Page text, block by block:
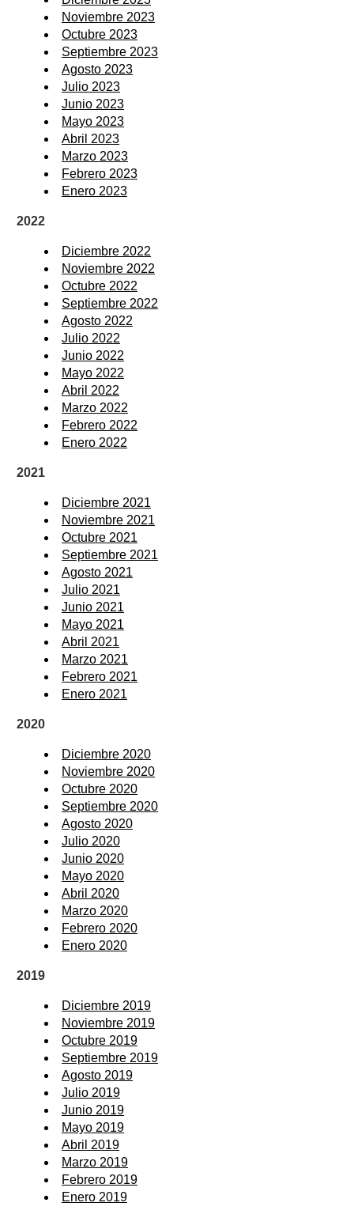
Noviembre 2023
Octubre 2023
Septiembre 2023
Agosto 2023
Julio 2023
Junio 2023
Mayo 2023
Abril 2023
Marzo 2023
Febrero 2023
Enero 2023
2022
Diciembre 2022
Noviembre 2022
Octubre 2022
Septiembre 2022
Agosto 2022
Julio 2022
Junio 2022
Mayo 2022
Abril 2022
Marzo 2022
Febrero 2022
Enero 2022
2021
Diciembre 2021
Noviembre 2021
Octubre 2021
Septiembre 2021
Agosto 2021
Julio 2021
Junio 2021
Mayo 2021
Abril 2021
Marzo 2021
Febrero 2021
Enero 2021
2020
Diciembre 2020
Noviembre 2020
Octubre 2020
Septiembre 2020
Agosto 2020
Julio 2020
Junio 2020
Mayo 2020
Abril 2020
Marzo 2020
Febrero 2020
Enero 2020
2019
Diciembre 2019
Noviembre 2019
Octubre 2019
Septiembre 2019
Agosto 2019
Julio 2019
Junio 2019
Mayo 2019
Abril 2019
Marzo 2019
Febrero 2019
Enero 2019